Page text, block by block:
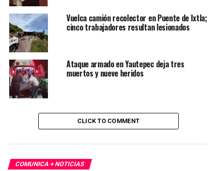
Vuelca camión recolector en Puente de Ixtla;
cinco trabajadores resultan lesionados
Ataque armado en Yautepec deja tres
muertos y nueve heridos
CLICK TO COMMENT
COMUNICA + NOTICIAS